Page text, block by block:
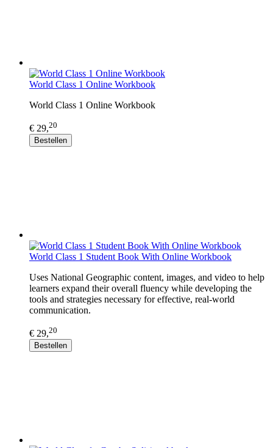
World Class 1 Online Workbook
World Class 1 Online Workbook
€ 29,20
Bestellen
World Class 1 Student Book With Online Workbook
Uses National Geographic content, images, and video to help
learners expand their overall fluency while developing the
tools and strategies necessary for effective, real-world
communication.
€ 29,20
Bestellen